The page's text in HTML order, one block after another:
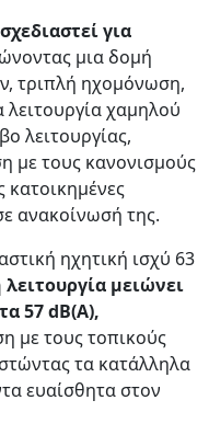
για
μια δομή
τριπλή ηχομόνωση,
λειτουργία χαμηλού
λειτουργίας,
με τους κανονισμούς
ανακοίνωσή της.
ηχητική ισχύ 63
μειώνει
57 dB(A),
με τους τοπικούς
τα κατάλληλα
ευαίσθητα στον